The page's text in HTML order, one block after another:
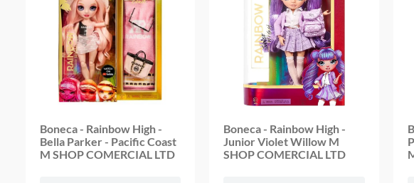
Boneca - Rainbow High -
Bella Parker - Pacific Coast
M SHOP COMERCIAL LTD
Boneca - Rainbow High -
Junior Violet Willow M
SHOP COMERCIAL LTD